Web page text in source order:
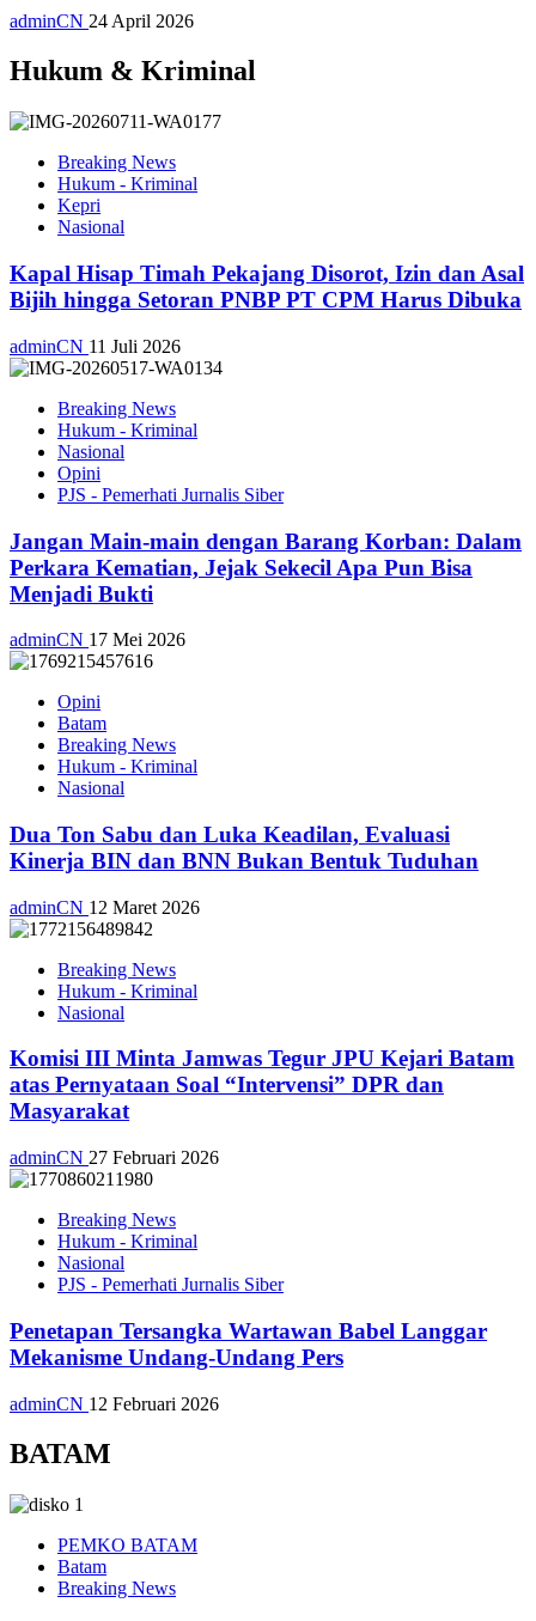
adminCN 24 April 2026
Hukum & Kriminal
Breaking News
Hukum - Kriminal
Kepri
Nasional
Kapal Hisap Timah Pekajang Disorot, Izin dan Asal
Bijih hingga Setoran PNBP PT CPM Harus Dibuka
adminCN 11 Juli 2026
Breaking News
Hukum - Kriminal
Nasional
Opini
PJS - Pemerhati Jurnalis Siber
Jangan Main-main dengan Barang Korban: Dalam
Perkara Kematian, Jejak Sekecil Apa Pun Bisa
Menjadi Bukti
adminCN 17 Mei 2026
Opini
Batam
Breaking News
Hukum - Kriminal
Nasional
Dua Ton Sabu dan Luka Keadilan, Evaluasi
Kinerja BIN dan BNN Bukan Bentuk Tuduhan
adminCN 12 Maret 2026
Breaking News
Hukum - Kriminal
Nasional
Komisi III Minta Jamwas Tegur JPU Kejari Batam
atas Pernyataan Soal “Intervensi” DPR dan
Masyarakat
adminCN 27 Februari 2026
Breaking News
Hukum - Kriminal
Nasional
PJS - Pemerhati Jurnalis Siber
Penetapan Tersangka Wartawan Babel Langgar
Mekanisme Undang-Undang Pers
adminCN 12 Februari 2026
BATAM
PEMKO BATAM
Batam
Breaking News